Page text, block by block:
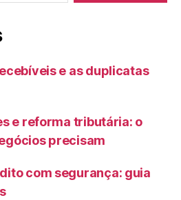
e as duplicatas
e reforma tributária: o
precisam
com segurança: guia